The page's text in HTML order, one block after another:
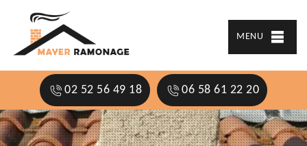
MENU
02 52 56 49 18 06 58 61 22 20